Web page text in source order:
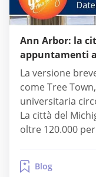
Ann Arbor: la
appuntamenti
La versione
come Tree
universitaria
La città del
oltre 120.000
delle principali
all'atmosfera
Blog